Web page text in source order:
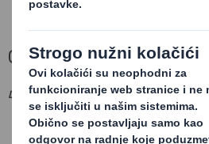
Gdje poslujemo
DIVIZIJA AMBALAŽNIH RJEŠENJA:
DS SMITH BELIŠĆE CROATIA d.o.o.